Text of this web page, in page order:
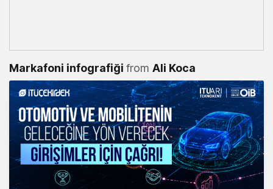
Markafoni infografiği from Ali Koca